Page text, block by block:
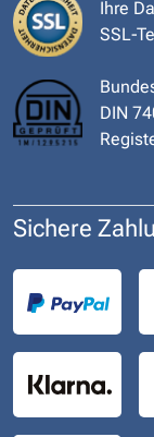
Ihre
SSL-
DIN
Sichere